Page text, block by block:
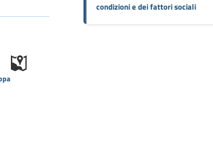
condizioni e dei fattori sociali